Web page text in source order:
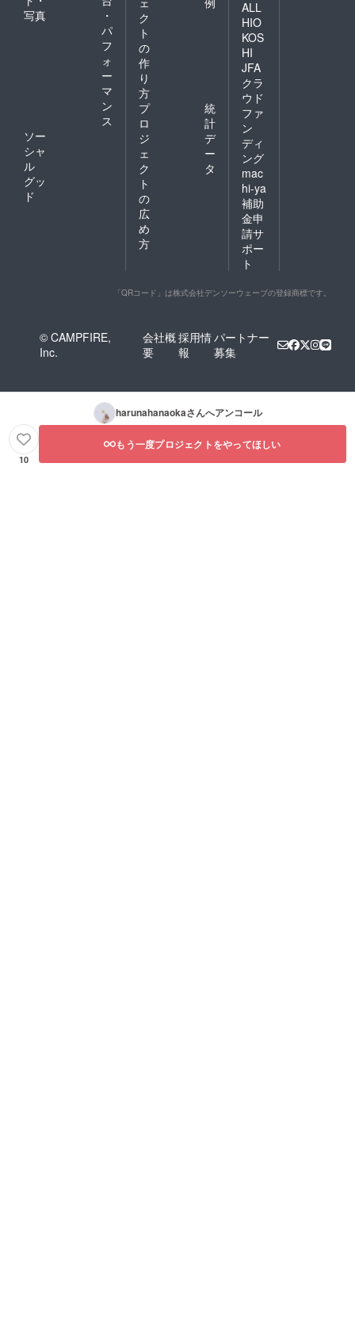
写真
・
パ
フ
ォ
ー
マ
ン
ス
ソー
シャ
ル
グッ
ド
ク
ト
の
作
り
方
プ
ロ
ジ
ェ
ク
ト
の
広
め
方
統
計
デ
ー
タ
ALL
HIO
KOS
HI
JFA
クラ
ウド
ファ
ン
ディ
ング
mac
hi-ya
補助
金申
請サ
ポー
ト
「QRコード」は株式会社デンソーウェーブの登録商標です。
© CAMPFIRE,
Inc.
会社概
要
採用情
報
パートナー
募集
harunahanaokaさんへアンコール
10
もう一度プロジェクトをやってほしい